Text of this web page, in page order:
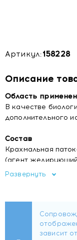
Артикул:158228
Описание
Область
В качестве
дополнительного
Состав
Крахмальная
(агент
Е331),
(регулятор
Форма выпуска
Развернуть